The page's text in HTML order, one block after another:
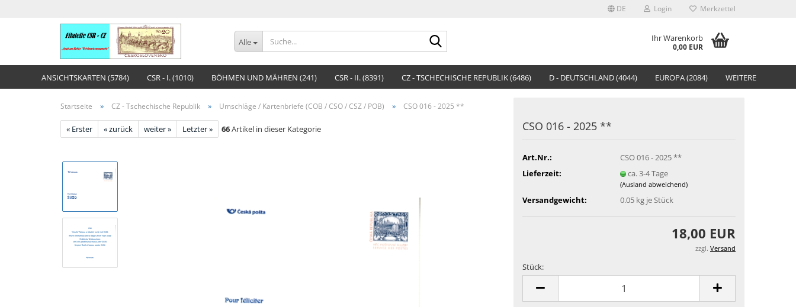
DE Login Merkzettel
Alle Ihr Warenkorb
0,00 EUR
ANSICHTSKARTEN (5784) CSR - I. (1010) BÖHMEN UND MÄHREN (241) CSR - II. (8391) CZ - TSCHECHISCHE REPUBLIK (6486) D - DEUTSCHLAND (4044) EUROPA (2084) WEITERE
Startseite » CZ - Tschechische Republik » Umschläge / Kartenbriefe (COB / CSO / CSZ / POB) » CSO 016 - 2025 **
« Erster « zurück weiter » Letzter » 66Artikel in dieser Kategorie CSO 016 - 2025 **
Art.Nr.:
CSO 016 - 2025 **
Lieferzeit:
ca. 3-4 Tage
(Ausland abweichend)
Versandgewicht: 0.05 kg je Stück
18,00 EUR
zzgl. Versand
Stück:
Stück